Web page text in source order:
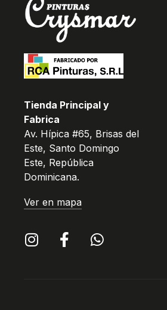
Tienda Principal y
Fabrica
Av. Hípica #65, Brisas del
Este, Santo Domingo
Este, República
Dominicana.
Ver en mapa